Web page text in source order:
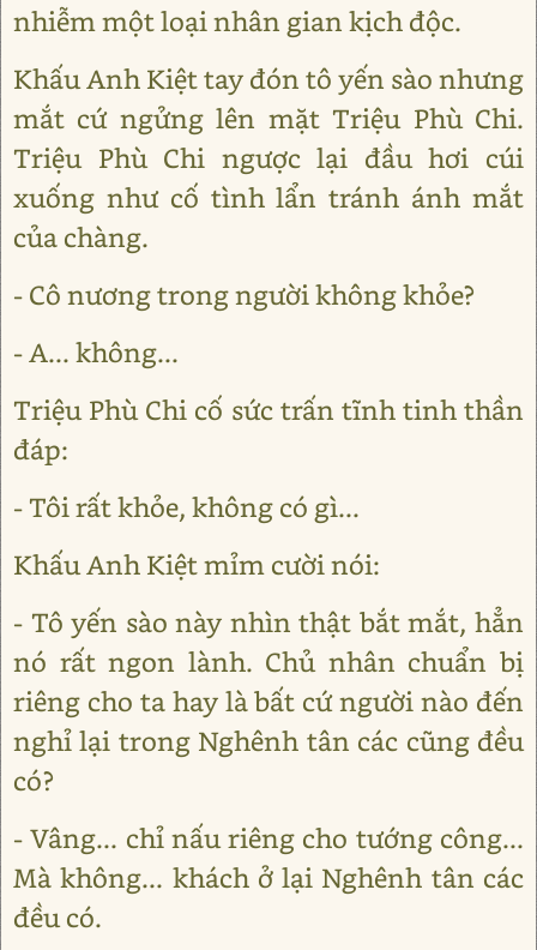
nhiễm một loại nhân gian kịch độc.
Khấu Anh Kiệt tay đón tô yến sào nhưng
mắt cứ ngửng lên mặt Triệu Phù Chi.
Triệu Phù Chi ngược lại đầu hơi cúi
xuống như cố tình lẩn tránh ánh mắt
của chàng.
- Cô nương trong người không khỏe?
- A... không...
Triệu Phù Chi cố sức trấn tĩnh tinh thần
đáp:
- Tôi rất khỏe, không có gì...
Khấu Anh Kiệt mỉm cười nói:
- Tô yến sào này nhìn thật bắt mắt, hẳn
nó rất ngon lành. Chủ nhân chuẩn bị
riêng cho ta hay là bất cứ người nào đến
nghỉ lại trong Nghênh tân các cũng đều
có?
- Vâng... chỉ nấu riêng cho tướng công...
Mà không... khách ở lại Nghênh tân các
đều có.